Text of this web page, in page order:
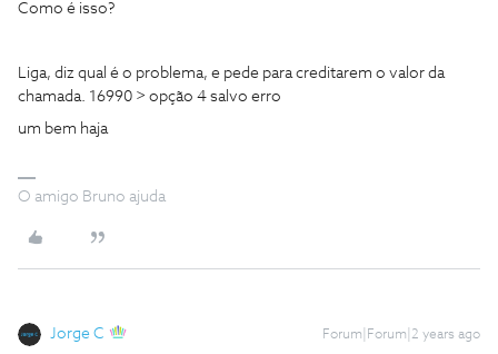
Como é isso?
Liga, diz qual é o problema, e pede para creditarem o valor da
chamada. 16990 > opção 4 salvo erro
um bem haja
O amigo Bruno ajuda
Jorge C Forum|Forum|2 years ago